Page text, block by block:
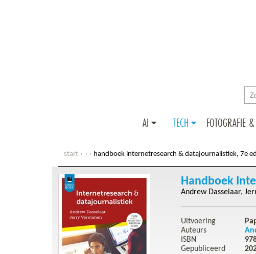
AI TECH FOTOGRAFIE
start handboek internetresearch & datajournalistiek, 7e
Handboek
Andrew Dasselaar
Uitvoering
Auteurs
ISBN
Gepubliceerd